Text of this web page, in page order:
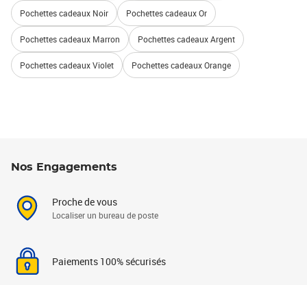
Pochettes cadeaux Noir Pochettes cadeaux Or
Pochettes cadeaux Marron Pochettes cadeaux Argent
Pochettes cadeaux Violet Pochettes cadeaux Orange
Nos Engagements
Proche de vous
Localiser un bureau de poste
Paiements 100% sécurisés